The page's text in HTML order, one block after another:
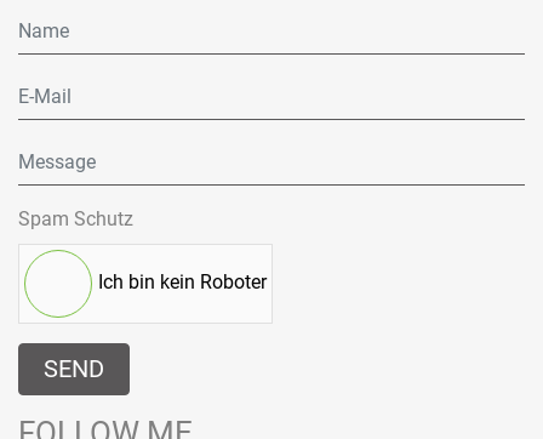
Spam Schutz
Ich bin kein Roboter
SEND